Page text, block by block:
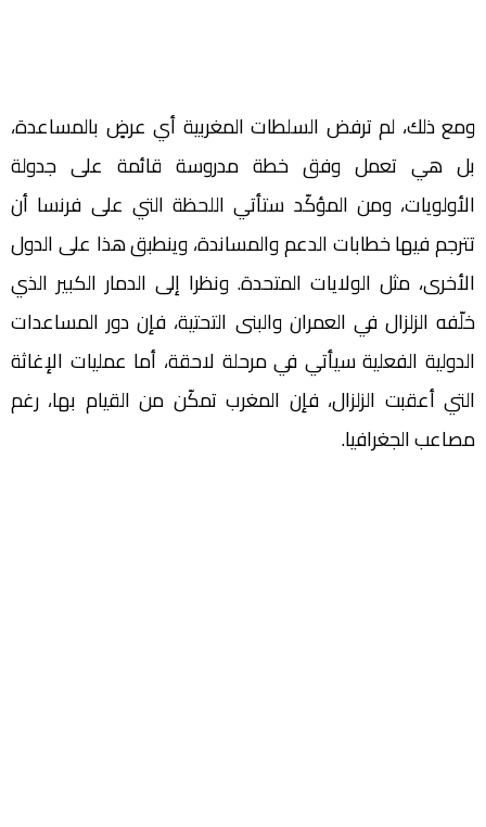
ومع ذلك، لم ترفض السلطات المغربية أي عرضٍ بالمساعدة،
بل هي تعمل وفق خطة مدروسة قائمة على جدولة
الأولويات، ومن المؤكّد ستأتي اللحظة التي على فرنسا أن
تترجم فيها خطابات الدعم والمساندة، وينطبق هذا على الدول
الأخرى، مثل الولايات المتحدة. ونظرا إلى الدمار الكبير الذي
خلّفه الزلزال في العمران والبنى التحتية، فإن دور المساعدات
الدولية الفعلية سيأتي في مرحلة لاحقة، أما عمليات الإغاثة
التي أعقبت الزلزال، فإن المغرب تمكّن من القيام بها، رغم
مصاعب الجغرافيا.